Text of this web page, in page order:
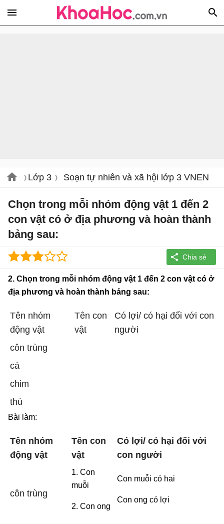
Lớp 3 Soạn tự nhiên và xã hội lớp 3 VNEN
Chọn trong mỗi nhóm động vật 1 đến 2
con vật có ở địa phương và hoàn thành
bảng sau:
2. Chọn trong mỗi nhóm động vật 1 đến 2 con vật có ở
địa phương và hoàn thành bảng sau:
Tên nhóm
động vật
Tên con
vật
Có lợi/ có hại đối với con
người
côn trùng
cá
chim
thú
Bài làm:
Tên nhóm
động vật
Tên con
vật
Có lợi/ có hại đối với
con người
côn trùng
1. Con
muỗi
2. Con ong
Con muỗi có hai
Con ong có lợi